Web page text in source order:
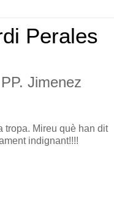
Perales
Jimenez
tropa. Mireu què han dit
indignant!!!!